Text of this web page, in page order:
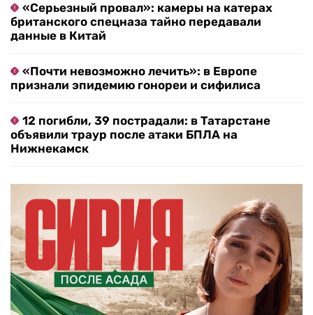
«Серьезный провал»: камеры на катерах
британского спецназа тайно передавали
данные в Китай
«Почти невозможно лечить»: в Европе
признали эпидемию гонореи и сифилиса
12 погибли, 39 пострадали: в Татарстане
объявили траур после атаки БПЛА на
Нижнекамск